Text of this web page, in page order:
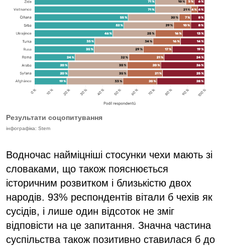
Результати соцопитування
інфографіка: Stem
Водночас найміцніші стосунки чехи мають зі
словаками, що також пояснюється
історичним розвитком і близькістю двох
народів. 93% респондентів вітали б чехів як
сусідів, і лише один відсоток не зміг
відповісти на це запитання. Значна частина
суспільства також позитивно ставилася б до